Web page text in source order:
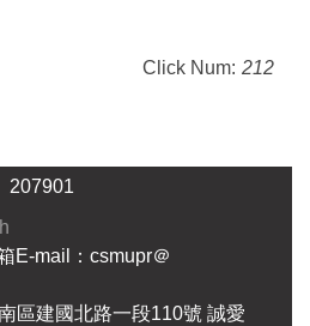
Click Num: 212
207901
E-mail：csmupr＠
區建國北路一段110號 誠愛